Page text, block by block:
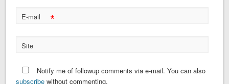
E-mail *
Site
Notify me of followup comments via e-mail. You can also
subscribe without commenting.